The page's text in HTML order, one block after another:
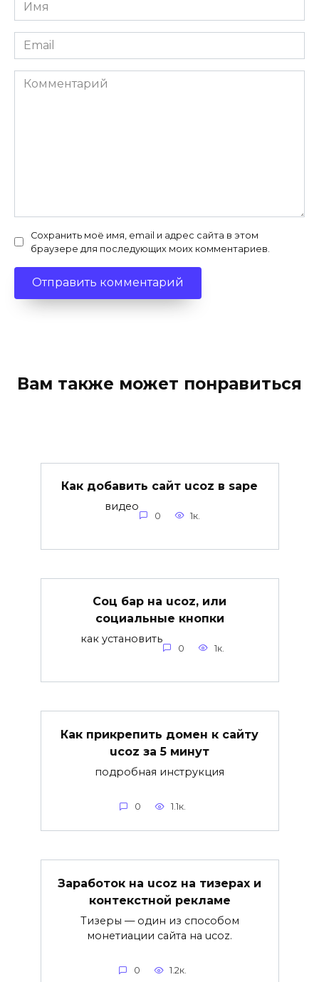
*
Email
*
Комментарий
Сохранить моё имя, email и адрес сайта в этом
браузере для последующих моих комментариев.
Вам также может понравиться
Как добавить сайт ucoz в sape
видео
0 1к.
Соц бар на ucoz, или
социальные кнопки
как установить
0 1к.
Как прикрепить домен к сайту
ucoz за 5 минут
подробная инструкция
0 1.1к.
Заработок на ucoz на тизерах и
контекстной рекламе
Тизеры — один из способом
монетиации сайта на ucoz.
0 1.2к.